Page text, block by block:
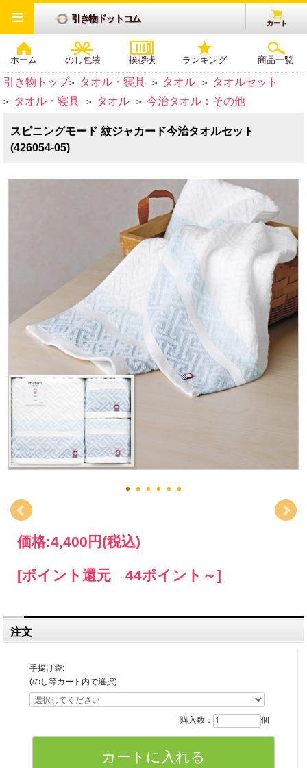
引き物ドットコム カート
ホーム のし包装 挨拶状 ランキング 商品一覧
≡
引き物トップ> タオル・寝具 > タオル > タオルセット
> タオル・寝具 > タオル > 今治タオル：その他
スピニングモード 紋ジャカード今治タオルセット
(426054-05)
価格:4,400円 (税込)
[ポイント還元 44ポイント～]
注文
手提げ袋:
(のし等カート内で選択)
購入数： 個